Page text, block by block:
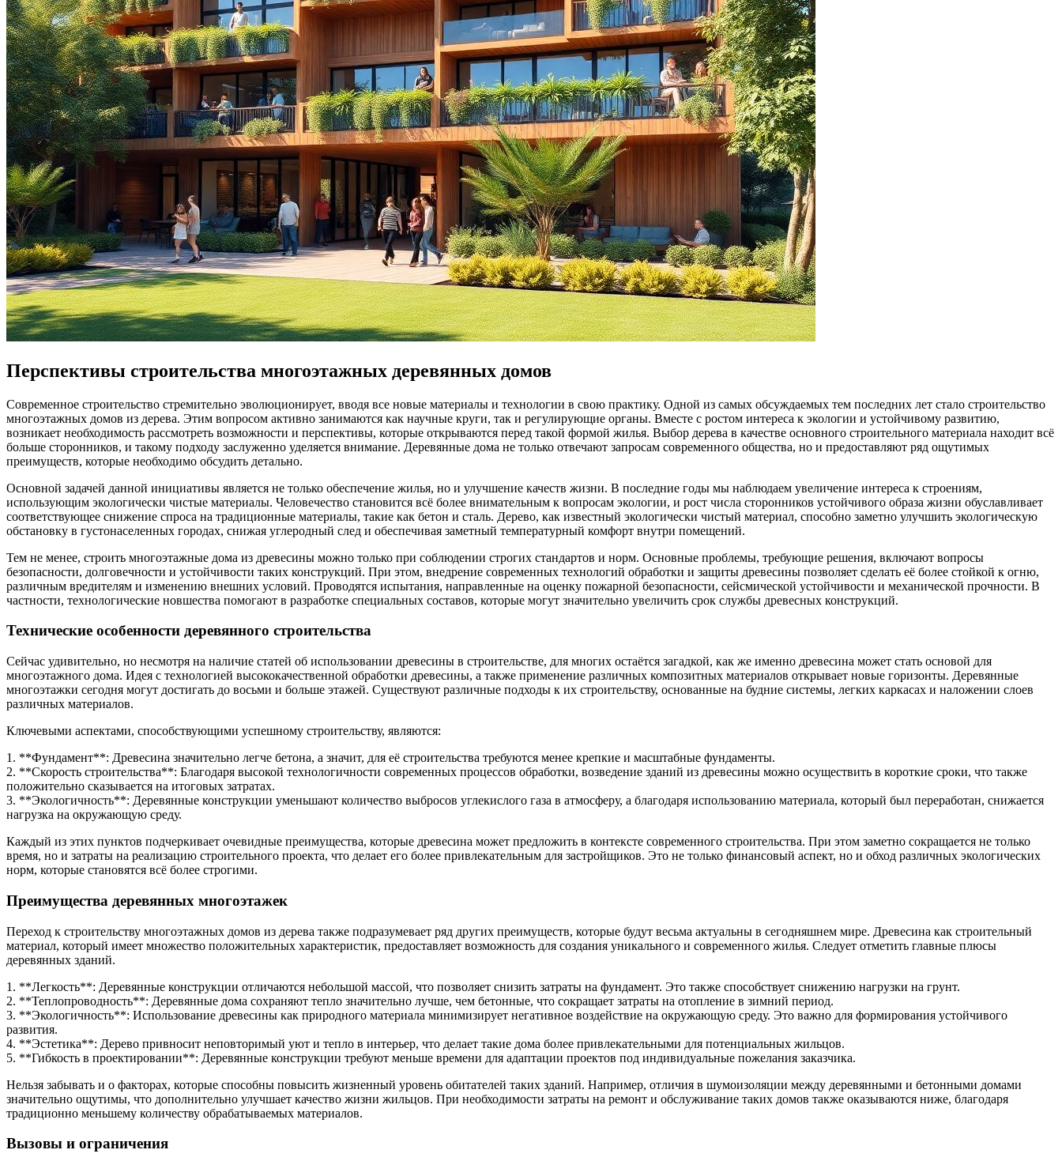
Перспективы строительства многоэтажных деревянных домов
Современное строительство стремительно эволюционирует, вводя все новые материалы и технологии в свою практику. Одной из самых обсуждаемых тем последних лет стало строительство
многоэтажных домов из дерева. Этим вопросом активно занимаются как научные круги, так и регулирующие органы. Вместе с ростом интереса к экологии и устойчивому развитию,
возникает необходимость рассмотреть возможности и перспективы, которые открываются перед такой формой жилья. Выбор дерева в качестве основного строительного материала находит всё
больше сторонников, и такому подходу заслуженно уделяется внимание. Деревянные дома не только отвечают запросам современного общества, но и предоставляют ряд ощутимых
преимуществ, которые необходимо обсудить детально.
Основной задачей данной инициативы является не только обеспечение жилья, но и улучшение качеств жизни. В последние годы мы наблюдаем увеличение интереса к строениям,
использующим экологически чистые материалы. Человечество становится всё более внимательным к вопросам экологии, и рост числа сторонников устойчивого образа жизни обуславливает
соответствующее снижение спроса на традиционные материалы, такие как бетон и сталь. Дерево, как известный экологически чистый материал, способно заметно улучшить экологическую
обстановку в густонаселенных городах, снижая углеродный след и обеспечивая заметный температурный комфорт внутри помещений.
Тем не менее, строить многоэтажные дома из древесины можно только при соблюдении строгих стандартов и норм. Основные проблемы, требующие решения, включают вопросы
безопасности, долговечности и устойчивости таких конструкций. При этом, внедрение современных технологий обработки и защиты древесины позволяет сделать её более стойкой к огню,
различным вредителям и изменению внешних условий. Проводятся испытания, направленные на оценку пожарной безопасности, сейсмической устойчивости и механической прочности. В
частности, технологические новшества помогают в разработке специальных составов, которые могут значительно увеличить срок службы древесных конструкций.
Технические особенности деревянного строительства
Сейчас удивительно, но несмотря на наличие статей об использовании древесины в строительстве, для многих остаётся загадкой, как же именно древесина может стать основой для
многоэтажного дома. Идея с технологией высококачественной обработки древесины, а также применение различных композитных материалов открывает новые горизонты. Деревянные
многоэтажки сегодня могут достигать до восьми и больше этажей. Существуют различные подходы к их строительству, основанные на будние системы, легких каркасах и наложении слоев
различных материалов.
Ключевыми аспектами, способствующими успешному строительству, являются:
1. **Фундамент**: Древесина значительно легче бетона, а значит, для её строительства требуются менее крепкие и масштабные фундаменты.
2. **Скорость строительства**: Благодаря высокой технологичности современных процессов обработки, возведение зданий из древесины можно осуществить в короткие сроки, что также
положительно сказывается на итоговых затратах.
3. **Экологичность**: Деревянные конструкции уменьшают количество выбросов углекислого газа в атмосферу, а благодаря использованию материала, который был переработан, снижается
нагрузка на окружающую среду.
Каждый из этих пунктов подчеркивает очевидные преимущества, которые древесина может предложить в контексте современного строительства. При этом заметно сокращается не только
время, но и затраты на реализацию строительного проекта, что делает его более привлекательным для застройщиков. Это не только финансовый аспект, но и обход различных экологических
норм, которые становятся всё более строгими.
Преимущества деревянных многоэтажек
Переход к строительству многоэтажных домов из дерева также подразумевает ряд других преимуществ, которые будут весьма актуальны в сегодняшнем мире. Древесина как строительный
материал, который имеет множество положительных характеристик, предоставляет возможность для создания уникального и современного жилья. Следует отметить главные плюсы
деревянных зданий.
1. **Легкость**: Деревянные конструкции отличаются небольшой массой, что позволяет снизить затраты на фундамент. Это также способствует снижению нагрузки на грунт.
2. **Теплопроводность**: Деревянные дома сохраняют тепло значительно лучше, чем бетонные, что сокращает затраты на отопление в зимний период.
3. **Экологичность**: Использование древесины как природного материала минимизирует негативное воздействие на окружающую среду. Это важно для формирования устойчивого
развития.
4. **Эстетика**: Дерево привносит неповторимый уют и тепло в интерьер, что делает такие дома более привлекательными для потенциальных жильцов.
5. **Гибкость в проектировании**: Деревянные конструкции требуют меньше времени для адаптации проектов под индивидуальные пожелания заказчика.
Нельзя забывать и о факторах, которые способны повысить жизненный уровень обитателей таких зданий. Например, отличия в шумоизоляции между деревянными и бетонными домами
значительно ощутимы, что дополнительно улучшает качество жизни жильцов. При необходимости затраты на ремонт и обслуживание таких домов также оказываются ниже, благодаря
традиционно меньшему количеству обрабатываемых материалов.
Вызовы и ограничения